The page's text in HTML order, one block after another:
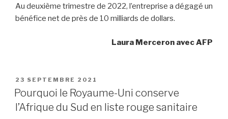
Au deuxième trimestre de 2022, l’entreprise a dégagé un
bénéfice net de près de 10 milliards de dollars.
Laura Merceron avec AFP
PUBLIÉ
LE
23 SEPTEMBRE 2021
Pourquoi le Royaume-Uni conserve
l’Afrique du Sud en liste rouge sanitaire